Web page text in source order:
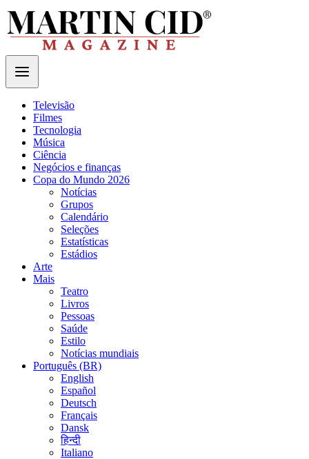
Televisão
Filmes
Tecnologia
Música
Ciência
Negócios e finanças
Copa do Mundo 2026
Notícias
Grupos
Calendário
Seleções
Estatísticas
Estádios
Arte
Mais
Teatro
Livros
Pessoas
Saúde
Estilo
Notícias mundiais
Português (BR)
English
Español
Deutsch
Français
Dansk
हिन्दी
Italiano